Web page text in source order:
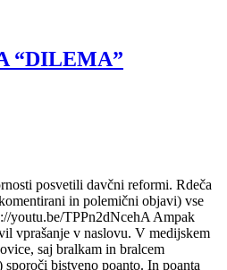
“DILEMA”
posvetili davčni reformi. Rdeča
in polemični objavi) vse
youtu.be/TPPn2dNcehA Ampak
vprašanje v naslovu. V medijskem
saj bralkam in bralcem
bistveno poanto. In poanta